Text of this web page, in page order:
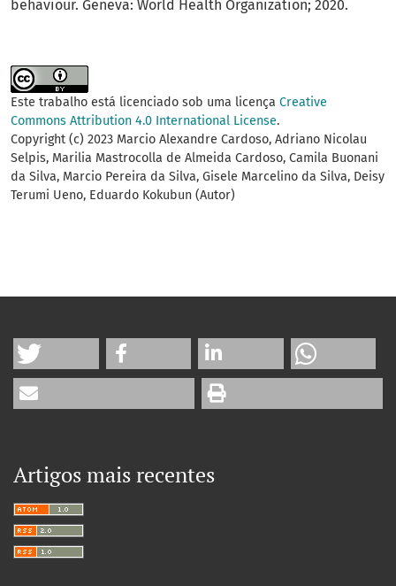
behaviour. Geneva: World Health Organization; 2020.
Este trabalho está licenciado sob uma licença Creative
Commons Attribution 4.0 International License.
Copyright (c) 2023 Marcio Alexandre Cardoso, Adriano Nicolau
Selpis, Marilia Mastrocolla de Almeida Cardoso, Camila Buonani
da Silva, Marcio Pereira da Silva, Gisele Marcelino da Silva, Deisy
Terumi Ueno, Eduardo Kokubun (Autor)
Artigos mais recentes